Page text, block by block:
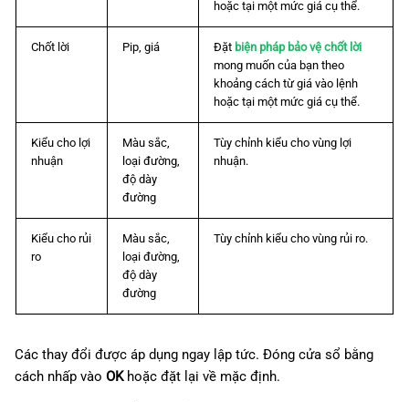
hoặc tại một mức giá cụ thể.
Chốt lời Pip, giá Đặt biện pháp bảo vệ chốt lời
mong muốn của bạn theo
khoảng cách từ giá vào lệnh
hoặc tại một mức giá cụ thể.
Kiểu cho lợi
nhuận
Màu sắc,
loại đường,
độ dày
đường
Tùy chỉnh kiểu cho vùng lợi
nhuận.
Kiểu cho rủi
ro
Màu sắc,
loại đường,
độ dày
đường
Tùy chỉnh kiểu cho vùng rủi ro.
Các thay đổi được áp dụng ngay lập tức. Đóng cửa sổ bằng
cách nhấp vào OKhoặc đặt lại về mặc định.